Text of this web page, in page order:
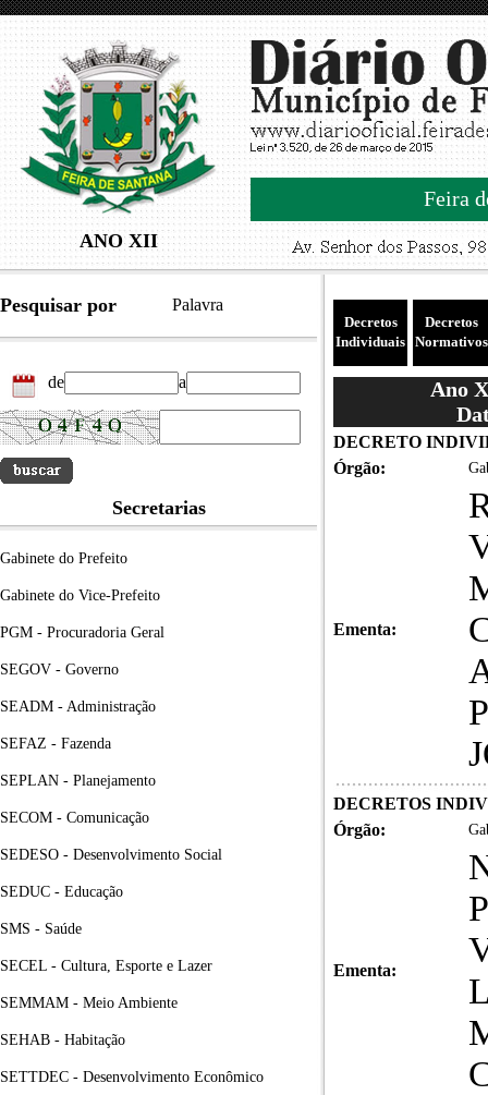
ANO XII
Feira
Pesquisar por Palavra
de a
Secretarias
Gabinete do Prefeito
Gabinete do Vice-Prefeito
PGM - Procuradoria Geral
SEGOV - Governo
SEADM - Administração
SEFAZ - Fazenda
SEPLAN - Planejamento
SECOM - Comunicação
SEDESO - Desenvolvimento Social
SEDUC - Educação
SMS - Saúde
SECEL - Cultura, Esporte e Lazer
SEMMAM - Meio Ambiente
SEHAB - Habitação
SETTDEC - Desenvolvimento Econômico
Decretos
Individuais
Decretos
Normativos
Ano
DECRETO
Órgão:
Ementa:
DECRETOS
Órgão:
Ementa: